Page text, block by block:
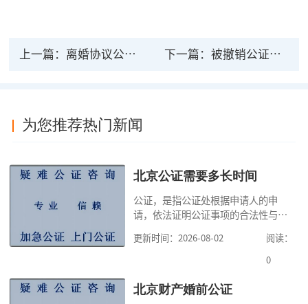
上一篇： 离婚协议公证是否有法律效力 离婚协议公证需要哪些材料 下一篇： 被撤销公证书的法律效力还在吗？
为您推荐热门新闻
北京公证需要多长时间
公证，是指公证处根据申请人的申
请，依法证明公证事项的合法性与真
高公证事项的效力，固定证据，但是
很多人不知道在北京办理公证需要多
家，办理公证的时候除了需要按照公
更新时间：2026-08-02
阅读：
0
北京财产婚前公证